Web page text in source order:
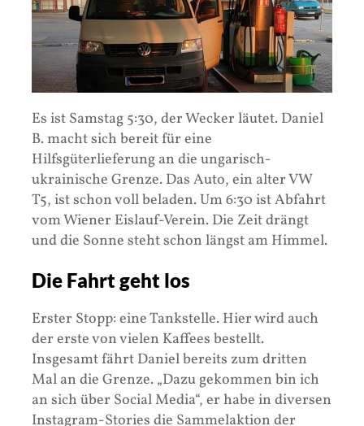
Es ist Samstag 5:30, der Wecker läutet. Daniel
B. macht sich bereit für eine
Hilfsgüterlieferung an die ungarisch-
ukrainische Grenze. Das Auto, ein alter VW
T5, ist schon voll beladen. Um 6:30 ist Abfahrt
vom Wiener Eislauf-Verein. Die Zeit drängt
und die Sonne steht schon längst am Himmel.
Die Fahrt geht los
Erster Stopp: eine Tankstelle. Hier wird auch
der erste von vielen Kaffees bestellt.
Insgesamt fährt Daniel bereits zum dritten
Mal an die Grenze. „Dazu gekommen bin ich
an sich über Social Media“, er habe in diversen
Instagram-Stories die Sammelaktion der